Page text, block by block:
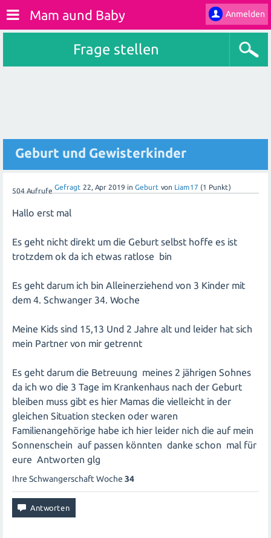
Anmelden
Mam aund Baby
Frage stellen
Geburt und Gewisterkinder
504 Aufrufe Gefragt 22, Apr 2019 in Geburt von Liam17 (1 Punkt)
Hallo erst mal
Es geht nicht direkt um die Geburt selbst hoffe es ist
trotzdem ok da ich etwas ratlose bin
Es geht darum ich bin Alleinerziehend von 3 Kinder mit
dem 4. Schwanger 34. Woche
Meine Kids sind 15,13 Und 2 Jahre alt und leider hat sich
mein Partner von mir getrennt
Es geht darum die Betreuung meines 2 jährigen Sohnes
da ich wo die 3 Tage im Krankenhaus nach der Geburt
bleiben muss gibt es hier Mamas die vielleicht in der
gleichen Situation stecken oder waren
Familienangehörige habe ich hier leider nich die auf mein
Sonnenschein auf passen könnten danke schon mal für
eure Antworten glg
Ihre Schwangerschaft Woche 34